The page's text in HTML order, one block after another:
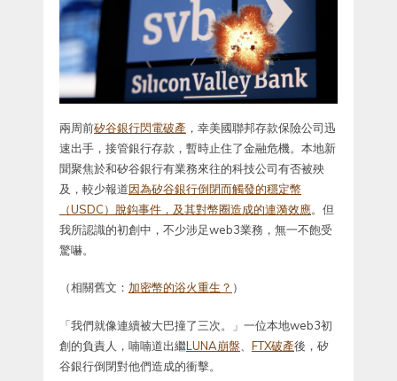
兩周前矽谷銀行閃電破產 ，幸美國聯邦存款保險公司迅
速出手，接管銀行存款，暫時止住了金融危機。本地新
聞聚焦於和矽谷銀行有業務來往的科技公司有否被殃
及，較少報道因為矽谷銀行倒閉而觸發的穩定幣
（USDC）脫鈎事件，及其對幣圈造成的連漪效應。但
我所認識的初創中，不少涉足web3業務，無一不飽受
驚嚇。
（相關舊文： 加密幣的浴火重生？ ）
「我們就像連續被大巴撞了三次。」一位本地web3初
創的負責人，喃喃道出繼LUNA崩盤 FTX破產後，矽
谷銀行倒閉對他們造成的衝擊。